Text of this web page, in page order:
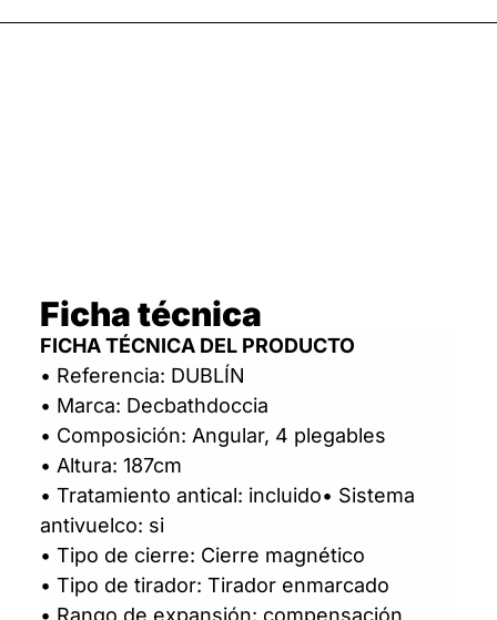
Ficha técnica
FICHA TÉCNICA DEL PRODUCTO
• Referencia: DUBLÍN
• Marca: Decbathdoccia
• Composición: Angular, 4 plegables
• Altura: 187cm
• Tratamiento antical: incluido• Sistema
antivuelco: si
• Tipo de cierre: Cierre magnético
• Tipo de tirador: Tirador enmarcado
• Rango de expansión: compensación